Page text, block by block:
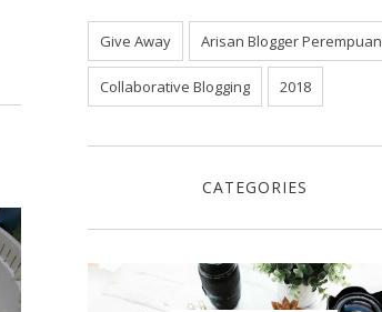
Give Away Arisan Blogger Perempuan
Collaborative Blogging 2018
CATEGORIES